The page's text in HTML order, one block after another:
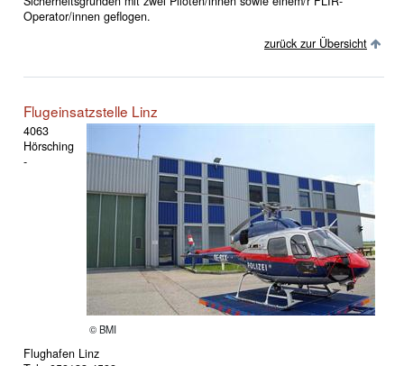
Operator/innen geflogen.
zurück zur Übersicht
Flugeinsatzstelle Linz
© BMI
4063
Hörsching
-
Flughafen Linz